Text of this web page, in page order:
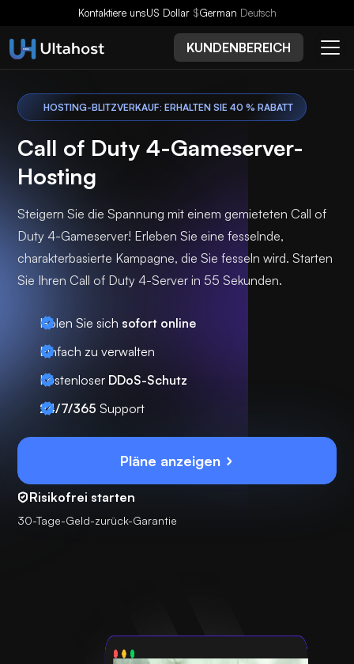
Kontaktiere unsUS Dollar $German Deutsch
KUNDENBEREICH
HOSTING-BLITZVERKAUF: ERHALTEN SIE 40 % RABATT
Call of Duty 4-Gameserver-
Hosting
Steigern Sie die Spannung mit einem gemieteten Call of
Duty 4-Gameserver! Erleben Sie eine fesselnde,
charakterbasierte Kampagne, die Sie fesseln wird. Starten
Sie Ihren Call of Duty 4-Server in 55 Sekunden.
Holen Sie sich sofort online
Einfach zu verwalten
Kostenloser DDoS-Schutz
24/7/365 Support
Pläne anzeigen
Risikofrei starten
30-Tage-Geld-zurück-Garantie